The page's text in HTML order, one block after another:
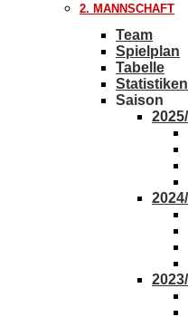
2. MANNSCHAFT
Team
Spielplan
Tabelle
Statistiken
Saison